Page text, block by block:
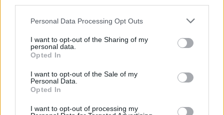
Please note that this website/app uses one or more Google
not limited to your visit or usage behaviour. You may click to
grant or deny consent to Google and its third-party tags to
use your data for below specified purposes in below Google
consent section.
Personal Data Processing Opt Outs
I want to opt-out of the Sharing of my
personal data.
Opted In
I want to opt-out of the Sale of my
Personal Data.
Opted In
I want to opt-out of processing my
SEGUICI ANCHE SU TWITTER
POTREBBE INTERESSARTI
giornalisti de L’Espresso
8 anni fa
risponde alle accuse. E